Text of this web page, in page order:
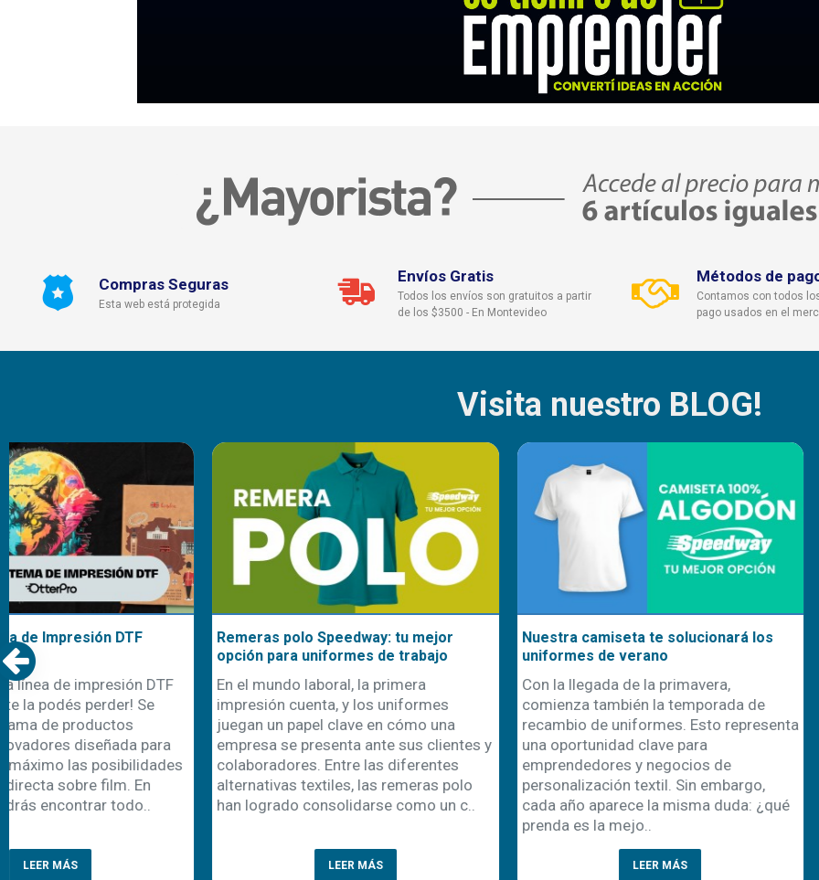
Compras Seguras
Esta web está protegida
Envíos Gratis
Todos los envíos son gratuitos a partir
de los $3500 - En Montevideo
Métodos de
Contamos con todos
pago usados en el
Visita nuestro BLOG!
Remeras polo Speedway: tu mejor
opción para uniformes de trabajo
En el mundo laboral, la primera
impresión cuenta, y los uniformes
juegan un papel clave en cómo una
empresa se presenta ante sus clientes y
colaboradores. Entre las diferentes
alternativas textiles, las remeras polo
han logrado consolidarse como un c..
Nuestra camiseta te solucionará los
uniformes de verano
Con la llegada de la primavera,
comienza también la temporada de
recambio de uniformes. Esto representa
una oportunidad clave para
emprendedores y negocios de
personalización textil. Sin embargo,
cada año aparece la misma duda: ¿qué
El poder de emprender en
personalización: una
En un mundo donde la
la conexión emocional con
claves para el éxito
personalización de
como una de las vías más
prometedoras para
modelo de negocio no solo r..